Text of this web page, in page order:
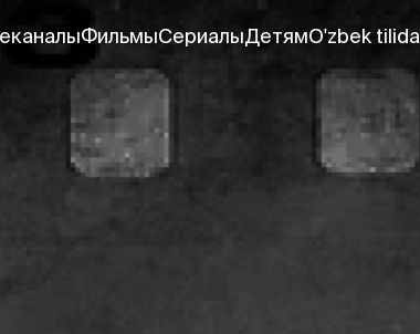
ФильмыСериалыДетямO'zbek tilida